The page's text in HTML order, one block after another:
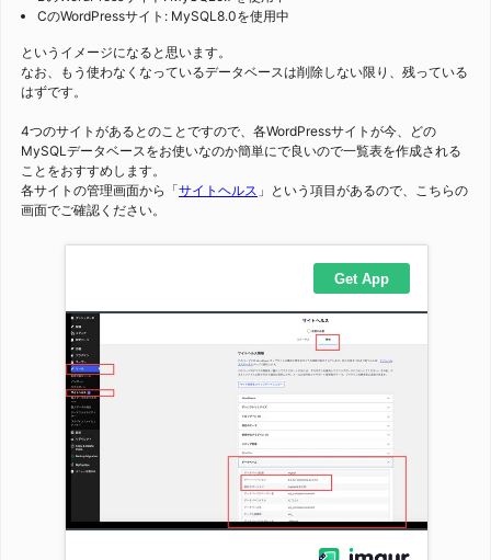
CのWordPressサイト: MySQL8.0を使用中
というイメージになると思います。
なお、もう使わなくなっているデータベースは削除しない限り、残っている
はずです。
4つのサイトがあるとのことですので、各WordPressサイトが今、どの
MySQLデータベースをお使いなのか簡単にで良いので一覧表を作成される
ことをおすすめします。
各サイトの管理画面から「サイトヘルス 」という項目があるので、こちらの
画面でご確認ください。